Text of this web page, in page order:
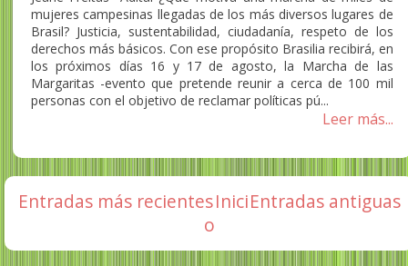
mujeres campesinas llegadas de los más diversos lugares de
Brasil? Justicia, sustentabilidad, ciudadanía, respeto de los
derechos más básicos. Con ese propósito Brasilia recibirá, en
los próximos días 16 y 17 de agosto, la Marcha de las
Margaritas -evento que pretende reunir a cerca de 100 mil
personas con el objetivo de reclamar políticas pú...
Leer más...
Entradas más recientes Entradas antiguas
Inici
o